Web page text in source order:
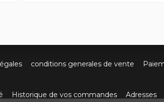
conditions generales de vente
Historique de vos commandes Adresses